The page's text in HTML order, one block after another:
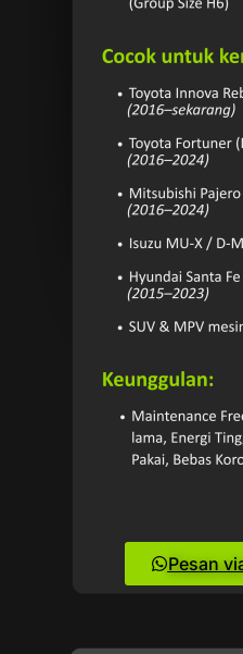
Pesan